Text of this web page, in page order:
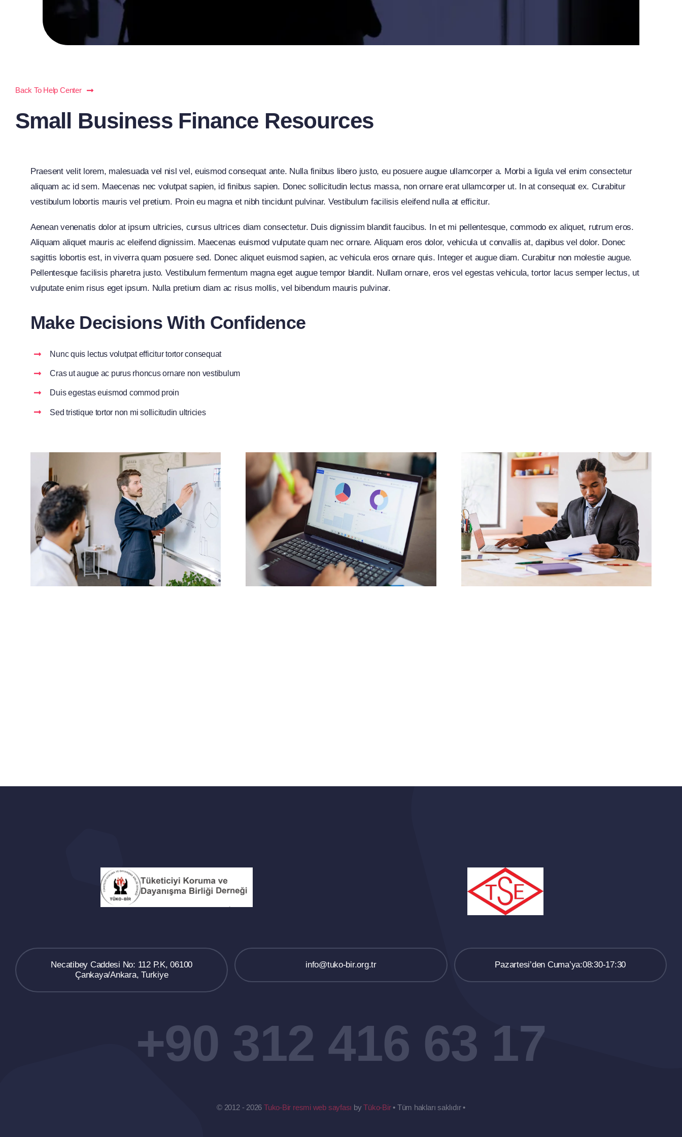
Back To Help Center
Small Business Finance Resources
Praesent velit lorem, malesuada vel nisl vel, euismod consequat ante. Nulla finibus libero justo, eu posuere augue ullamcorper a. Morbi a ligula vel enim consectetur
aliquam ac id sem. Maecenas nec volutpat sapien, id finibus sapien. Donec sollicitudin lectus massa, non ornare erat ullamcorper ut. In at consequat ex. Curabitur
vestibulum lobortis mauris vel pretium. Proin eu magna et nibh tincidunt pulvinar. Vestibulum facilisis eleifend nulla at efficitur.
Aenean venenatis dolor at ipsum ultricies, cursus ultrices diam consectetur. Duis dignissim blandit faucibus. In et mi pellentesque, commodo ex aliquet, rutrum eros.
Aliquam aliquet mauris ac eleifend dignissim. Maecenas euismod vulputate quam nec ornare. Aliquam eros dolor, vehicula ut convallis at, dapibus vel dolor. Donec
sagittis lobortis est, in viverra quam posuere sed. Donec aliquet euismod sapien, ac vehicula eros ornare quis. Integer et augue diam. Curabitur non molestie augue.
Pellentesque facilisis pharetra justo. Vestibulum fermentum magna eget augue tempor blandit. Nullam ornare, eros vel egestas vehicula, tortor lacus semper lectus, ut
vulputate enim risus eget ipsum. Nulla pretium diam ac risus mollis, vel bibendum mauris pulvinar.
Make Decisions With Confidence
Nunc quis lectus volutpat efficitur tortor consequat
Cras ut augue ac purus rhoncus ornare non vestibulum
Duis egestas euismod commod proin
Sed tristique tortor non mi sollicitudin ultricies
Necatibey Caddesi No: 112 P.K, 06100
Çankaya/Ankara, Turkiye
info@tuko-bir.org.tr Pazartesi’den Cuma’ya:08:30-17:30
+90 312 416 63 17
© 2012 - 2026 Tuko-Bir resmi web sayfası byTüko-Bir• Tüm hakları saklıdır •